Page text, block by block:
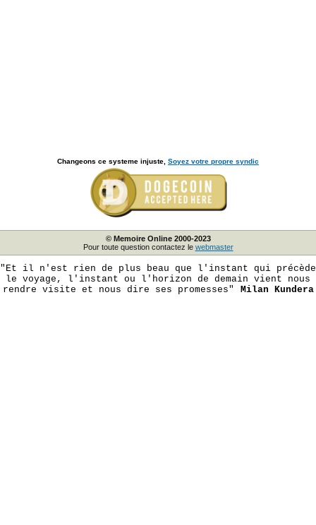
Changeons ce systeme injuste, Soyez votre propre syndic
© Memoire Online 2000-2023
Pour toute question contactez le webmaster
"Et il n'est rien de plus beau que l'instant qui précède
le voyage, l'instant ou l'horizon de demain vient nous
rendre visite et nous dire ses promesses"
Milan Kundera